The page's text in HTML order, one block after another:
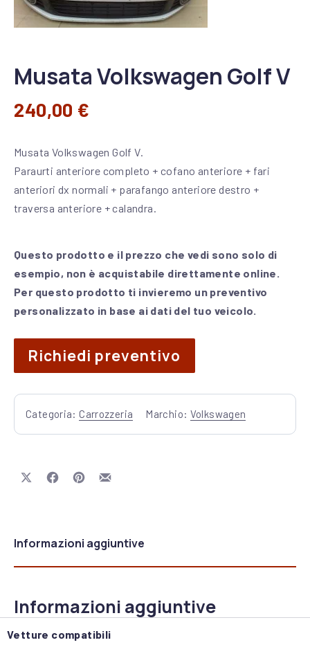
Musata Volkswagen Golf V
240,00 €
Musata Volkswagen Golf V.
Paraurti anteriore completo + cofano anteriore + fari
anteriori dx normali + parafango anteriore destro +
traversa anteriore + calandra.
Questo prodotto e il prezzo che vedi sono solo di
esempio, non è acquistabile direttamente online.
Per questo prodotto ti invieremo un preventivo
personalizzato in base ai dati del tuo veicolo.
Richiedi preventivo
Categoria: Carrozzeria Marchio: Volkswagen
Share on XShare on Facebook
Share on Pinterest
Share by Email
Informazioni aggiuntive
Informazioni aggiuntive
Vetture compatibili